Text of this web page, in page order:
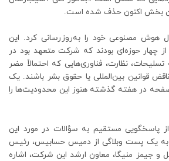
بخش اکنون حذف شده است.
هوش مصنوعی خود را به‌روزرسانی کرد. این
چهار حوزه‌ای بودند که شرکت متعهد بود در
نظارت، فناوری‌هایی که احتمالاً مضر
قوانین بین‌المللی یا حقوق بشر باشند. یک
در هفته گذشته هنوز این محدودیت‌ها را
پاسخگویی مستقیم به سؤالات در مورد این
به یک پست وبلاگی از دمیس حسابیس، رئیس
منیگا، معاون ارشد این شرکت، اشاره